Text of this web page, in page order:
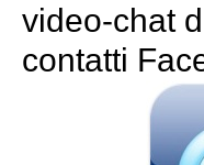
video-chat
contatti